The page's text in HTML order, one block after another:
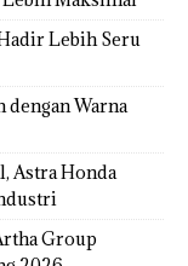
Lebih Seru
Warna
Astra Honda
Group